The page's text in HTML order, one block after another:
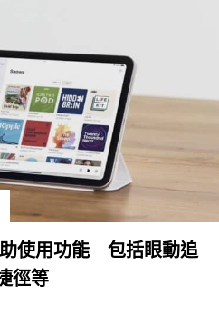
使用功能 包括眼動追
徑等